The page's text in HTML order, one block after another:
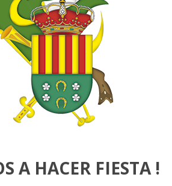
A HACER FIESTA !